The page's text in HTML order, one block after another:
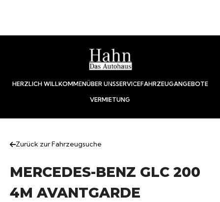
HERZLICH WILLKOMMENÜBER UNSSERVICEFAHRZEUGANGEBOTE
VERMIETUNG
Zurück zur Fahrzeugsuche
MERCEDES-BENZ GLC 200
4M AVANTGARDE